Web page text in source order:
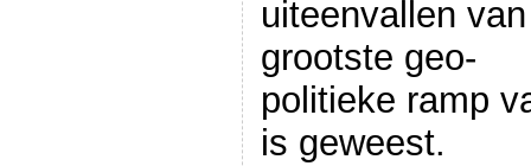
uiteenvallen
grootste geo-
politieke ramp
is geweest.